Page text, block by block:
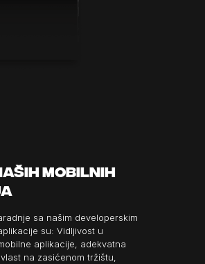
mobilnih
sa našim developerskim
su: Vidljivost u
aplikacije, adekvatna
na zasićenom tržištu,